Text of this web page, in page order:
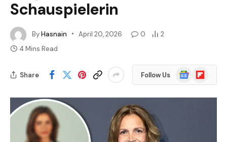
Schauspielerin
ByHasnain April 20, 2026 0
2
4 Mins Read
Share Follow Us
Google
News
Flipboard